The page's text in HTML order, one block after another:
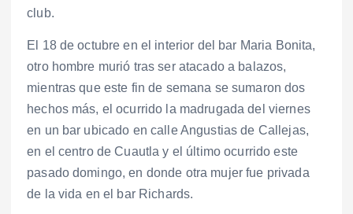
club.
El 18 de octubre en el interior del bar Maria Bonita,
otro hombre murió tras ser atacado a balazos,
mientras que este fin de semana se sumaron dos
hechos más, el ocurrido la madrugada del viernes
en un bar ubicado en calle Angustias de Callejas,
en el centro de Cuautla y el último ocurrido este
pasado domingo, en donde otra mujer fue privada
de la vida en el bar Richards.